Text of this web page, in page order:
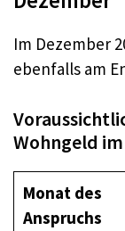
Im Dezember
ebenfalls am
Wohngeld
Monat des
Anspruchs